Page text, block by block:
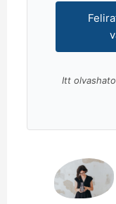
Itt